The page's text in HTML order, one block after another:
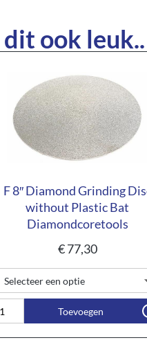
ook leuk..
F 8″ Diamond Grinding
without Plastic Bat
Diamondcoretools
€77,30
Toevoegen